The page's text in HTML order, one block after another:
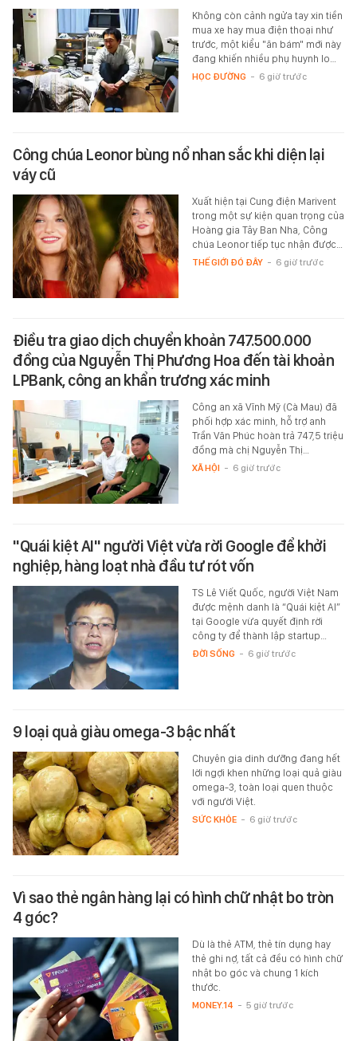
Không còn cảnh ngửa tay xin tiền
mua xe hay mua điện thoại như
trước, một kiểu "ăn bám" mới này
đang khiến nhiều phụ huynh lo…
HỌC ĐƯỜNG - 6 giờ trước
Công chúa Leonor bùng nổ nhan sắc khi diện lại
váy cũ
Xuất hiện tại Cung điện Marivent
trong một sự kiện quan trọng của
Hoàng gia Tây Ban Nha, Công
chúa Leonor tiếp tục nhận được…
THẾ GIỚI ĐÓ ĐÂY - 6 giờ trước
Điều tra giao dịch chuyển khoản 747.500.000
đồng của Nguyễn Thị Phương Hoa đến tài khoản
LPBank, công an khẩn trương xác minh
Công an xã Vĩnh Mỹ (Cà Mau) đã
phối hợp xác minh, hỗ trợ anh
Trần Văn Phúc hoàn trả 747,5 triệu
đồng mà chị Nguyễn Thị…
XÃ HỘI - 6 giờ trước
"Quái kiệt AI" người Việt vừa rời Google để khởi
nghiệp, hàng loạt nhà đầu tư rót vốn
TS Lê Viết Quốc, người Việt Nam
được mệnh danh là “Quái kiệt AI”
tại Google vừa quyết định rời
công ty để thành lập startup…
ĐỜI SỐNG - 6 giờ trước
9 loại quả giàu omega-3 bậc nhất
Chuyên gia dinh dưỡng đang hết
lời ngợi khen những loại quả giàu
omega-3, toàn loại quen thuộc
với người Việt.
SỨC KHỎE - 6 giờ trước
Vì sao thẻ ngân hàng lại có hình chữ nhật bo tròn
4 góc?
Dù là thẻ ATM, thẻ tín dụng hay
thẻ ghi nợ, tất cả đều có hình chữ
nhật bo góc và chung 1 kích
thước.
MONEY.14 - 5 giờ trước